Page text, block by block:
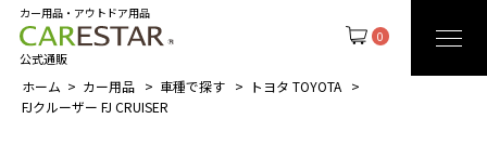
0
カー用品・アウトドア用品
公式通販
ホーム カー用品 車種で探す
トヨタ TOYOTA
FJクルーザー FJ CRUISER